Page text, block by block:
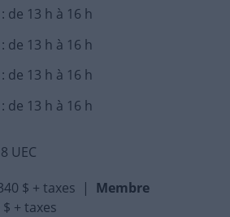
de 13 h à 16 h
de 13 h à 16 h
de 13 h à 16 h
de 13 h à 16 h
UEC
$ + taxes | Membre
+ taxes